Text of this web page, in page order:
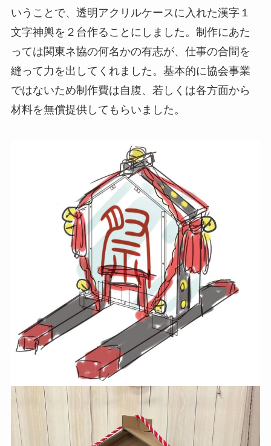
いうことで、透明アクリルケースに入れた漢字１
文字神輿を２台作ることにしました。制作にあた
っては関東ネ協の何名かの有志が、仕事の合間を
縫って力を出してくれました。基本的に協会事業
ではないため制作費は自腹、若しくは各方面から
材料を無償提供してもらいました。